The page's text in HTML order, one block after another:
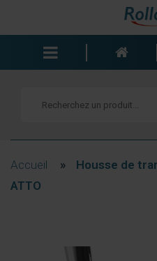
Fauteuils roulants
Chariots de courses
Pièces de rechange
Accueil »
Housse de
ATTO